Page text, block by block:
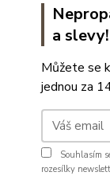
a slevy!
Můžete se
jednou za
Souhlasím
rozesílky